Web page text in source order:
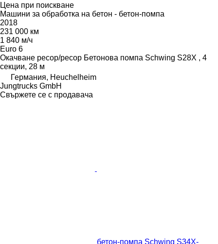
Цена при поискване
Машини за обработка на бетон - бетон-помпа
2018
231 000 км
1 840 м/ч
Euro 6
Окачване ресор/ресор Бетонова помпа Schwing S28X , 4
секции, 28 м
Германия, Heuchelheim
Jungtrucks GmbH
Свържете се с продавача
бетон-помпа Schwing S34X-